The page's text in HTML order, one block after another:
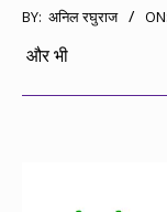
2013-
05-
BY: अनिल रघुराज ON:
और भी